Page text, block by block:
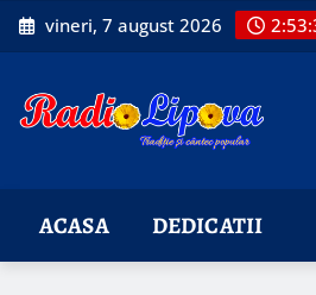
Skip
to
vineri, 7 august 2026
ACASA DEDICATII